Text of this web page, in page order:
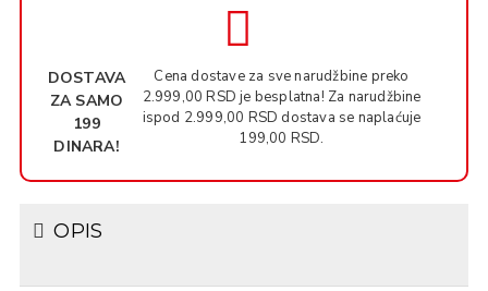
DOSTAVA
ZA SAMO
199
DINARA!
Cena dostave za sve narudžbine preko
2.999,00 RSD je besplatna! Za narudžbine
ispod 2.999,00 RSD dostava se naplaćuje
199,00 RSD.
OPIS